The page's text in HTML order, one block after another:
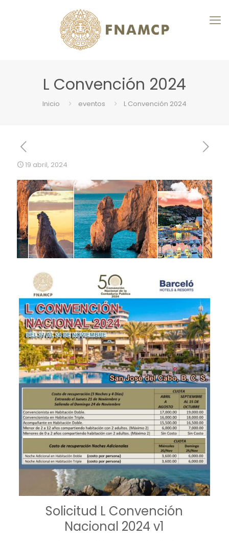
L Convención 2024
Inicio eventos L Convención 2024
19 abril, 2024
Solicitud L Convención
Nacional 2024 v1